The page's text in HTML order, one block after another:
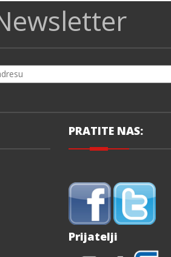
PRATITE NAS:
Prijatelji